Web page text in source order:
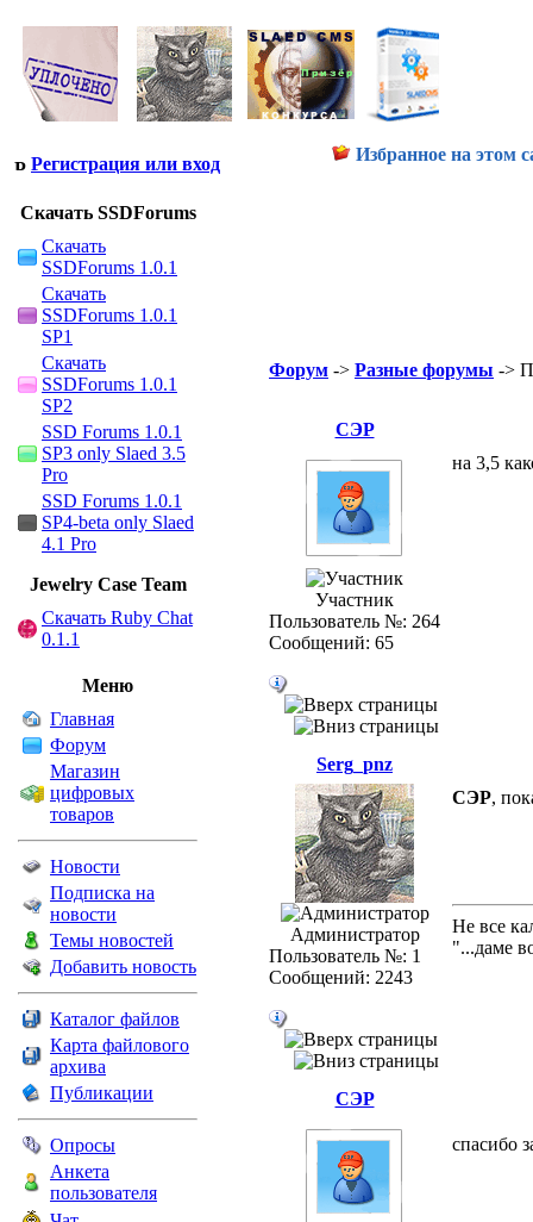
Регистрация или вход Избранное на этом
Скачать SSDForums
Скачать
SSDForums 1.0.1
Скачать
SSDForums 1.0.1
SP1
Скачать
SSDForums 1.0.1
SP2
SSD Forums 1.0.1
SP3 only Slaed 3.5
Pro
SSD Forums 1.0.1
SP4-beta only Slaed
4.1 Pro
Jewelry Сase Team
Скачать Ruby Chat
0.1.1
Меню
Главная
Форум
Магазин
цифровых
товаров
Новости
Подписка на
новости
Темы новостей
Добавить новость
Каталог файлов
Карта файлового
архива
Публикации
Опросы
Анкета
пользователя
Форум -> Разные форумы ->
СЭР
Участник
Пользователь №: 264
Сообщений: 65
на 3,5
Serg_pnz
Администратор
Пользователь №: 1
Сообщений: 2243
СЭР,
Не все
"...даме
СЭР
спасибо